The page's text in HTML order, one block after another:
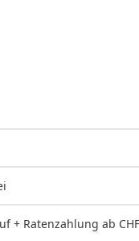
+ Ratenzahlung ab